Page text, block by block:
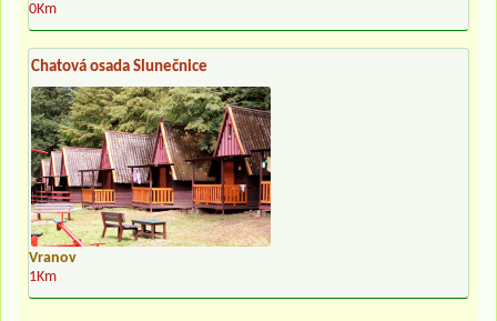
0Km
Chatová osada Slunečnice
Vranov
1Km